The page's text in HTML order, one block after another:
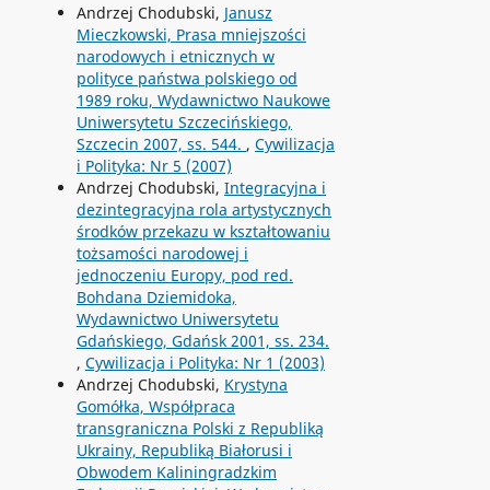
Andrzej Chodubski, Janusz
Mieczkowski, Prasa mniejszości
narodowych i etnicznych w
polityce państwa polskiego od
1989 roku, Wydawnictwo Naukowe
Uniwersytetu Szczecińskiego,
Szczecin 2007, ss. 544. , Cywilizacja
i Polityka: Nr 5 (2007)
Andrzej Chodubski, Integracyjna i
dezintegracyjna rola artystycznych
środków przekazu w kształtowaniu
tożsamości narodowej i
jednoczeniu Europy, pod red.
Bohdana Dziemidoka,
Wydawnictwo Uniwersytetu
Gdańskiego, Gdańsk 2001, ss. 234.
, Cywilizacja i Polityka: Nr 1 (2003)
Andrzej Chodubski, Krystyna
Gomółka, Współpraca
transgraniczna Polski z Republiką
Ukrainy, Republiką Białorusi i
Obwodem Kaliningradzkim